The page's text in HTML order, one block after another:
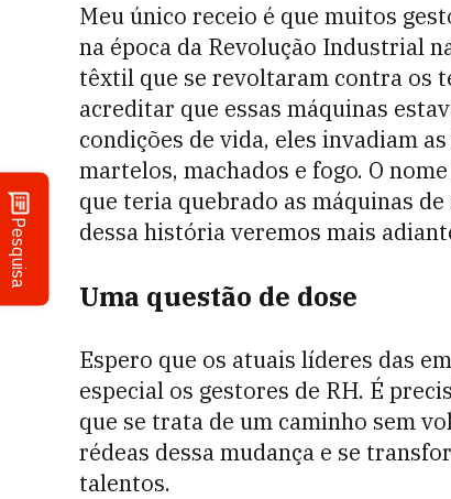
Pesquisa
Meu único receio é que muitos
na época da Revolução Industrial
têxtil que se revoltaram contra os
acreditar que essas máquinas
condições de vida, eles invadiam
martelos, machados e fogo. O
que teria quebrado as máquinas
dessa história veremos mais
Uma questão de dose
Espero que os atuais líderes das
especial os gestores de RH. É
que se trata de um caminho sem
rédeas dessa mudança e se
talentos.